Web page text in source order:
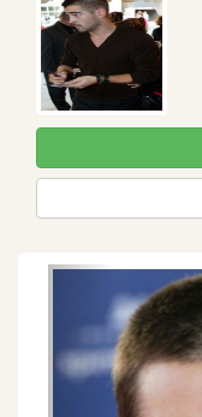
Föregående